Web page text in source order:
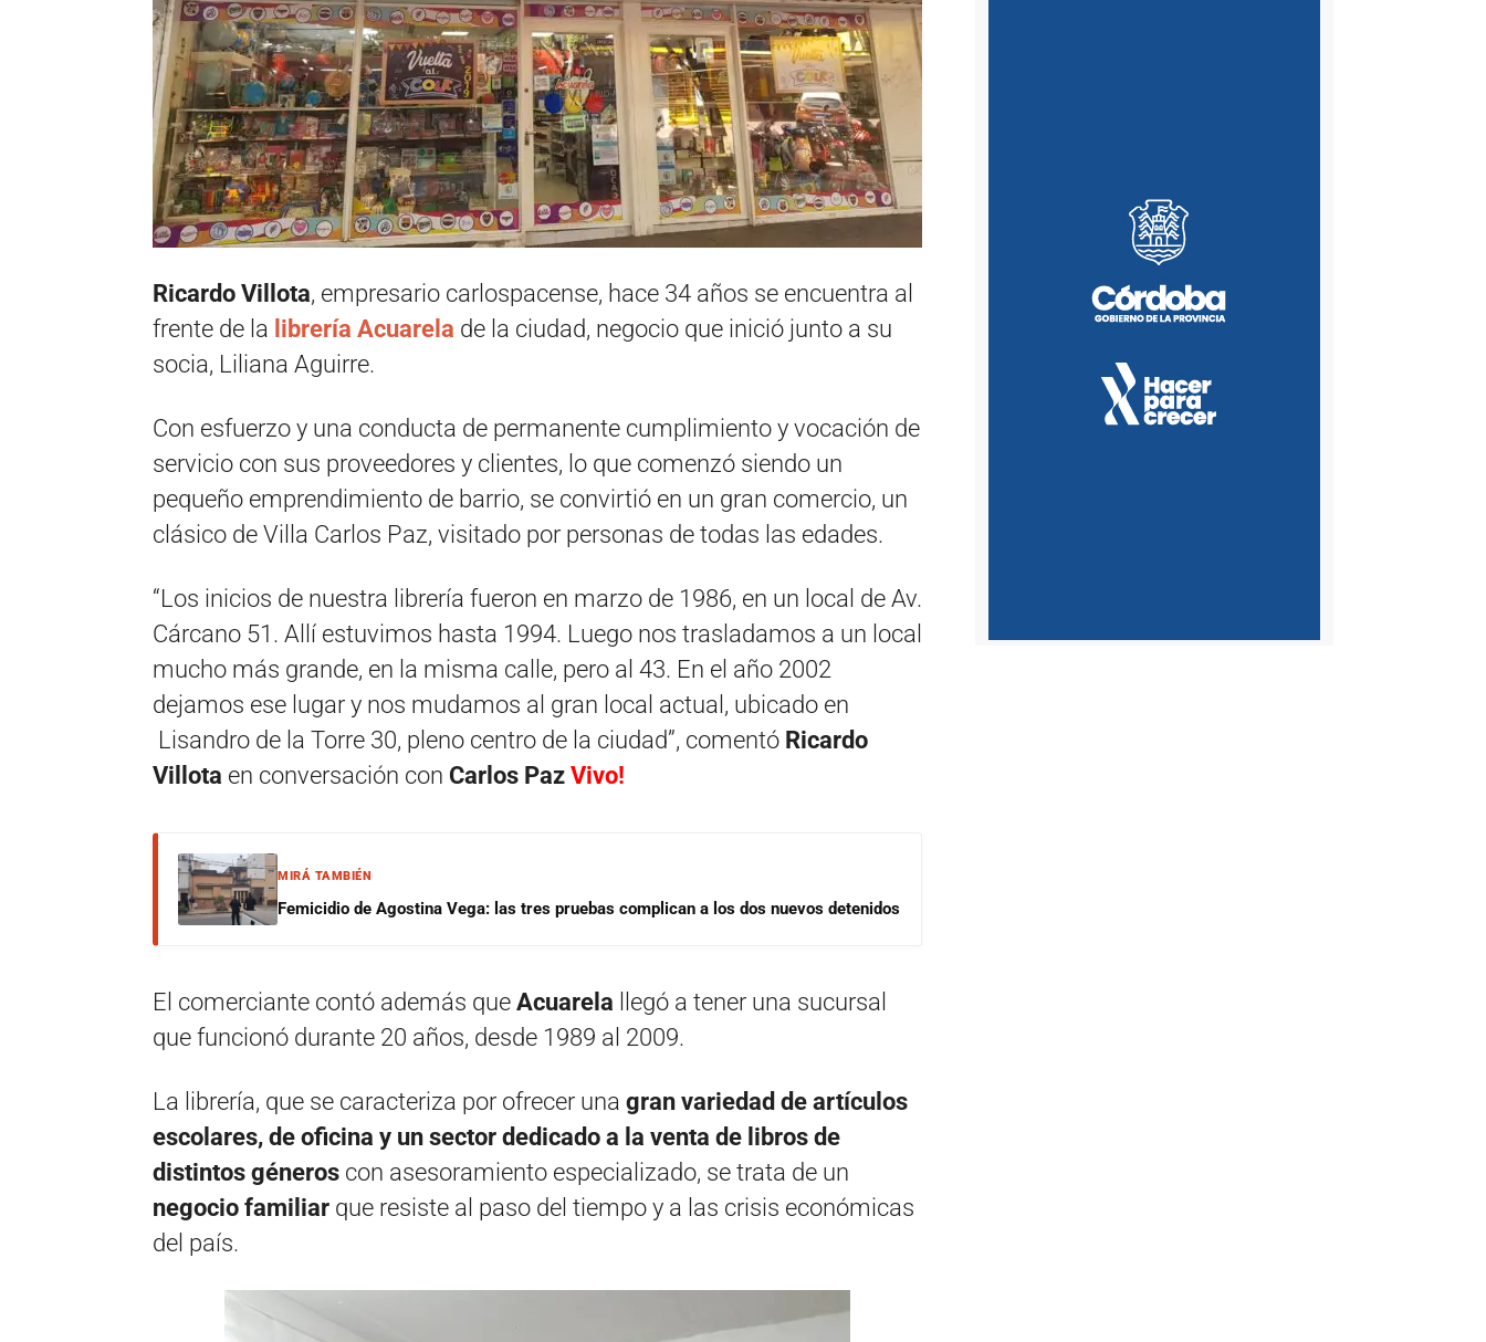
Ricardo Villota, empresario carlospacense, hace 34 años se encuentra al
frente de la librería Acuarela de la ciudad, negocio que inició junto a su
socia, Liliana Aguirre.
Con esfuerzo y una conducta de permanente cumplimiento y vocación de
servicio con sus proveedores y clientes, lo que comenzó siendo un
pequeño emprendimiento de barrio, se convirtió en un gran comercio, un
clásico de Villa Carlos Paz, visitado por personas de todas las edades.
“Los inicios de nuestra librería fueron en marzo de 1986, en un local de Av.
Cárcano 51. Allí estuvimos hasta 1994. Luego nos trasladamos a un local
mucho más grande, en la misma calle, pero al 43. En el año 2002
dejamos ese lugar y nos mudamos al gran local actual, ubicado en
Lisandro de la Torre 30, pleno centro de la ciudad”, comentó Ricardo
Villota en conversación con Carlos Paz Vivo!
MIRÁ TAMBIÉN
Femicidio de Agostina Vega: las tres pruebas complican a los dos nuevos detenidos
El comerciante contó además que Acuarela llegó a tener una sucursal
que funcionó durante 20 años, desde 1989 al 2009.
La librería, que se caracteriza por ofrecer una gran variedad de artículos
escolares, de oficina y un sector dedicado a la venta de libros de
distintos géneros con asesoramiento especializado, se trata de un
negocio familiar que resiste al paso del tiempo y a las crisis económicas
del país.